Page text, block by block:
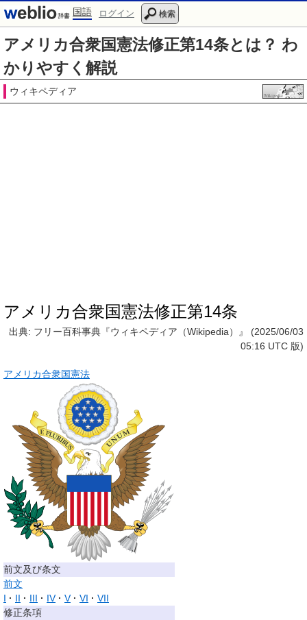
国語 ログイン 検索
アメリカ合衆国憲法修正第14条とは？ わ
かりやすく解説
ウィキペディア
アメリカ合衆国憲法修正第14条
出典: フリー百科事典『ウィキペディア（Wikipedia）』 (2025/06/03
05:16 UTC 版)
アメリカ合衆国憲法
前文及び条文
前文
I
II III IV V VI
VII
修正条項